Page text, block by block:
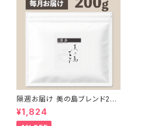
隔週お届け 美の島ブレンド200
g【挽いた豆】
¥1,824